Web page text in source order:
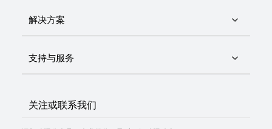
解决方案
支持与服务
关注或联系我们